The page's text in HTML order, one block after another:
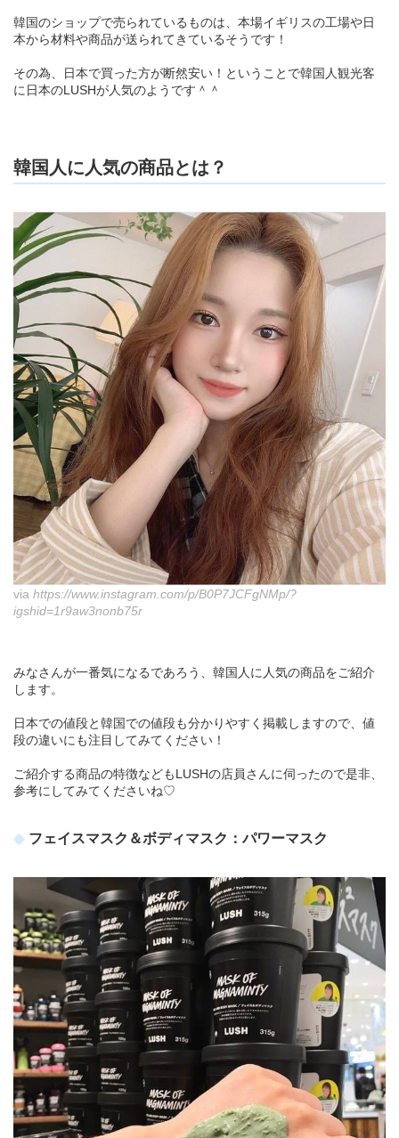
韓国のショップで売られているものは、本場イギリスの工場や日
本から材料や商品が送られてきているそうです！
その為、日本で買った方が断然安い！ということで韓国人観光客
に日本のLUSHが人気のようです＾＾
韓国人に人気の商品とは？
via https://www.instagram.com/p/B0P7JCFgNMp/?
igshid=1r9aw3nonb75r
みなさんが一番気になるであろう、韓国人に人気の商品をご紹介
します。
日本での値段と韓国での値段も分かりやすく掲載しますので、値
段の違いにも注目してみてください！
ご紹介する商品の特徴などもLUSHの店員さんに伺ったので是非、
参考にしてみてくださいね♡
フェイスマスク＆ボディマスク：パワーマスク